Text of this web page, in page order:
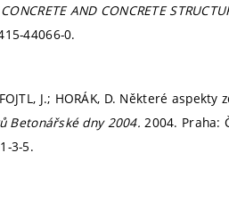
AND CONCRETE
44066-0.
FOJTL, J.; HORÁK, D. Některé
Betonářské dny 2004.2004. Praha:
3-5.